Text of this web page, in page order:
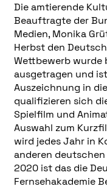
Die amtierende
Beauftragte der
Medien, Monika
Herbst den
Wettbewerb wurde
ausgetragen und
Auszeichnung in
qualifizieren sich
Spielfilm und
Auswahl zum
wird jedes Jahr in
anderen
2020 ist das die
Fernsehakademie